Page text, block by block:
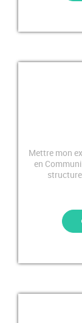
Mettre mon
en